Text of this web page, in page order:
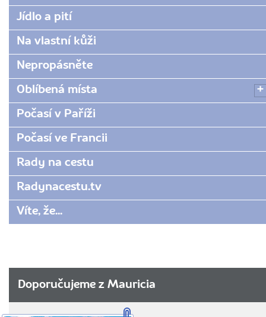
chutove-
dedictvi-
v-
tropickem-
raji-
recept/
Jídlo a pití
Na vlastní kůži
Nepropásněte
Oblíbená místa
Počasí v Paříži
Počasí ve Francii
Rady na cestu
Radynacestu.tv
Víte, že...
Doporučujeme z Mauricia